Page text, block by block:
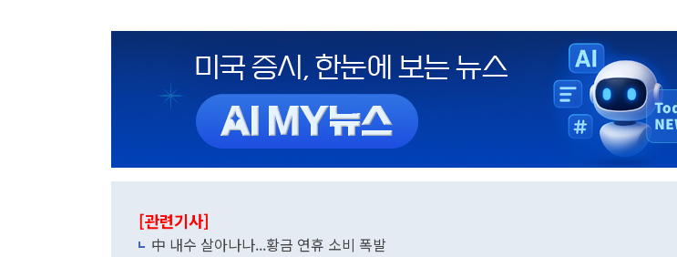
[관련기사]
中 내수 살아나나...황금 연휴 소비 폭발